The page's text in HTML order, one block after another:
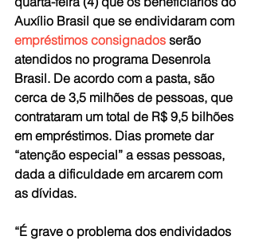
Auxílio Brasil que se endividaram com
empréstimos consignados serão
atendidos no programa Desenrola
Brasil. De acordo com a pasta, são
cerca de 3,5 milhões de pessoas, que
contrataram um total de R$ 9,5 bilhões
em empréstimos. Dias promete dar
“atenção especial” a essas pessoas,
dada a dificuldade em arcarem com
as dívidas.
“É grave o problema dos endividados